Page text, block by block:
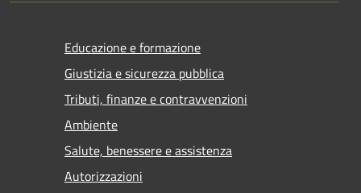
Educazione e formazione
Giustizia e sicurezza pubblica
Tributi, finanze e contravvenzioni
Ambiente
Salute, benessere e assistenza
Autorizzazioni